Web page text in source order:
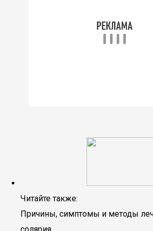
Читайте также:
Причины, симптомы и методы